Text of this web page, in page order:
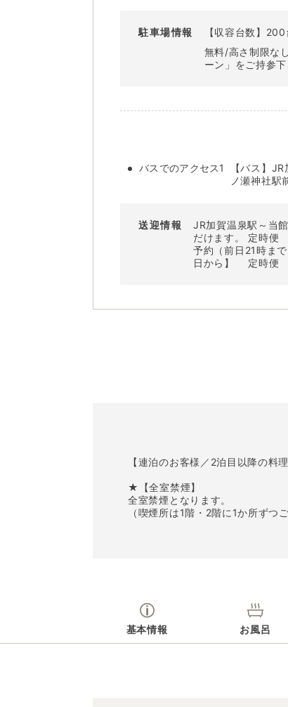
駐車場情報 【収容台数】200
無料/高さ制限な
ーン」をご持参下
バスでのアクセス1
【バス】
ノ瀬神社
送迎情報
JR加賀温泉駅～当
だけます。 定時
予約（前日21時ま
日から】 定時便
【連泊のお客様／2泊目以降の料
★【全室禁煙】
全室禁煙となります。
（喫煙所は1階・2階に1か所ずつ
基本情報 お風呂